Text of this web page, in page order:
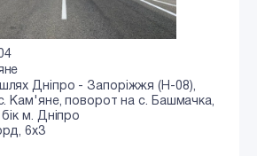
Дніпро - Запоріжжя (Н-08),
Кам'яне, поворот на с. Башмачка,
бік м. Дніпро
6х3